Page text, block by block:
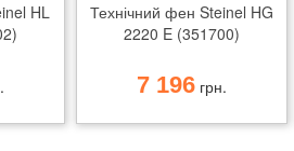
HL
Технічний фен Steinel HG
2220 E (351700)
7 196 грн.